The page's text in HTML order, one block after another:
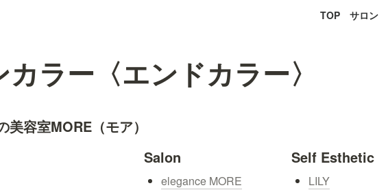
TOP サロン
ラー〈エンドカラー〉
美容室MORE（モア）
Salon
elegance MORE
Self Esthetic
LILY